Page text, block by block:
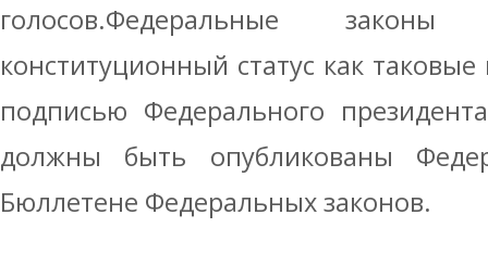
голосов.Федеральные
конституционный статус как
подписью Федерального
должны быть опубликованы
Бюллетене Федеральных законов.